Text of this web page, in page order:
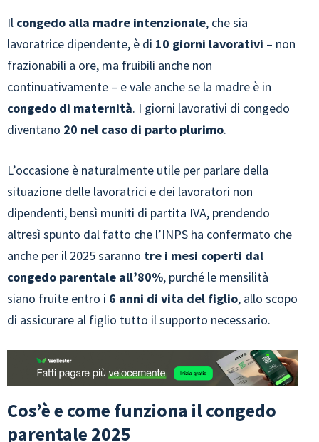
Il congedo alla madre intenzionale, che sia
lavoratrice dipendente, è di 10 giorni lavorativi – non
frazionabili a ore, ma fruibili anche non
continuativamente – e vale anche se la madre è in
congedo di maternità. I giorni lavorativi di congedo
diventano 20 nel caso di parto plurimo.
L’occasione è naturalmente utile per parlare della
situazione delle lavoratrici e dei lavoratori non
dipendenti, bensì muniti di partita IVA, prendendo
altresì spunto dal fatto che l’INPS ha confermato che
anche per il 2025 saranno tre i mesi coperti dal
congedo parentale all’80%, purché le mensilità
siano fruite entro i 6 anni di vita del figlio, allo scopo
di assicurare al figlio tutto il supporto necessario.
Cos’è e come funziona il congedo
parentale 2025